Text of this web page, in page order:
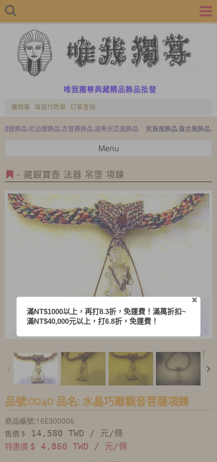
唯我獨尊典藏精品飾品批發
購物車 填寫付款單 訂單查詢
品,尼泊爾飾品,吉普賽飾品,波希米亞風飾品 民族風飾品,復古風飾品,沉香
Menu
~ 藏銀寶壺 法器 吊墜 項鍊
品號:0040 品名: 水晶巧雕觀音菩薩項鍊
商品編號:16E300006
售價 $ 14,580 TWD / 元/條
特惠價 $ 4,860 TWD / 元/條
×
X
滿NT$1000以上，再打8.3折，免運費！滿萬折扣~
滿NT$40,000元以上，打6.8折，免運費！